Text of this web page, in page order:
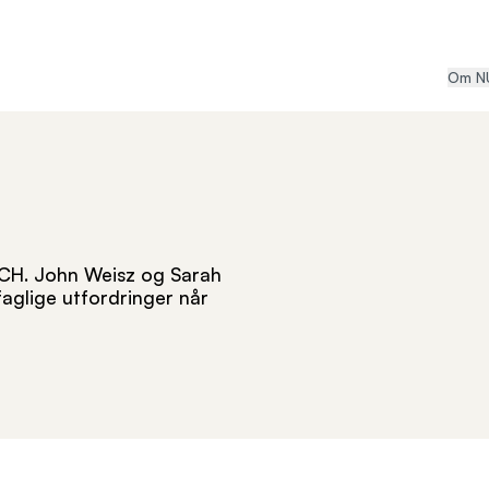
Om
John Weisz og Sarah
utfordringer når